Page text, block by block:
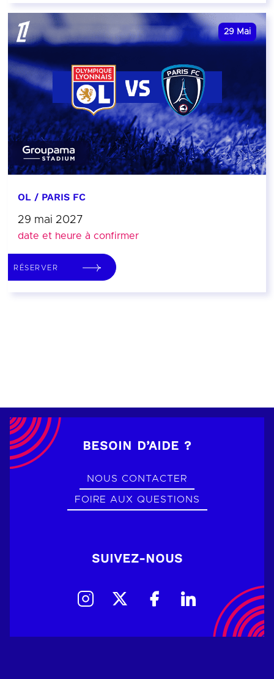
29 Mai
OL / PARIS FC
29 mai 2027
date et heure à confirmer
RÉSERVER
BESOIN D’AIDE ?
NOUS CONTACTER
FOIRE AUX QUESTIONS
SUIVEZ-NOUS